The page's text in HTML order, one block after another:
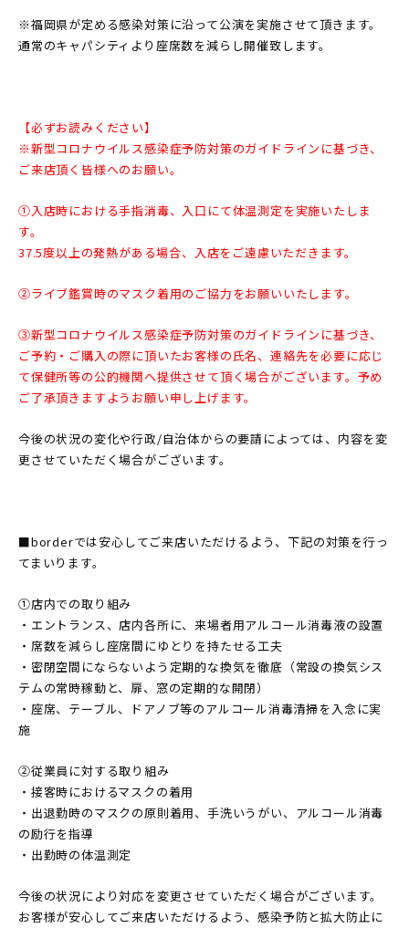
※福岡県が定める感染対策に沿って公演を実施させて頂きます。
通常のキャパシティより座席数を減らし開催致します。
【必ずお読みください】
※新型コロナウイルス感染症予防対策のガイドラインに基づき、
ご来店頂く皆様へのお願い。
①入店時における手指消毒、入口にて体温測定を実施いたしま
す。
37.5度以上の発熱がある場合、入店をご遠慮いただきます。
②ライブ鑑賞時のマスク着用のご協力をお願いいたします。
③新型コロナウイルス感染症予防対策のガイドラインに基づき、
ご予約・ご購入の際に頂いたお客様の氏名、連絡先を必要に応じ
て保健所等の公的機関へ提供させて頂く場合がございます。予め
ご了承頂きますようお願い申し上げます。
今後の状況の変化や行政/自治体からの要請によっては、内容を変
更させていただく場合がございます。
■borderでは安心してご来店いただけるよう、下記の対策を行っ
てまいります。
①店内での取り組み
・エントランス、店内各所に、来場者用アルコール消毒液の設置
・席数を減らし座席間にゆとりを持たせる工夫
・密閉空間にならないよう定期的な換気を徹底（常設の換気シス
テムの常時稼動と、扉、窓の定期的な開閉）
・座席、テーブル、ドアノブ等のアルコール消毒清掃を入念に実
施
②従業員に対する取り組み
・接客時におけるマスクの着用
・出退勤時のマスクの原則着用、手洗いうがい、アルコール消毒
の励行を指導
・出勤時の体温測定
今後の状況により対応を変更させていただく場合がございます。
お客様が安心してご来店いただけるよう、感染予防と拡大防止に